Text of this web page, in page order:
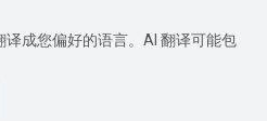
译成您偏好的语言。AI 翻译可能包